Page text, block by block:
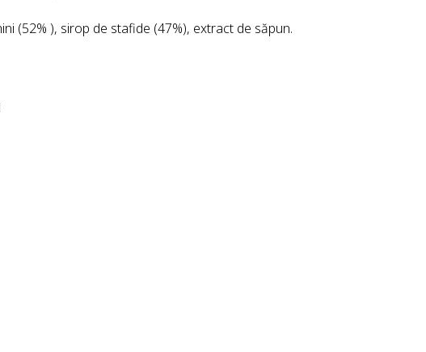
(52% ), sirop de stafide (47%), extract de săpun.